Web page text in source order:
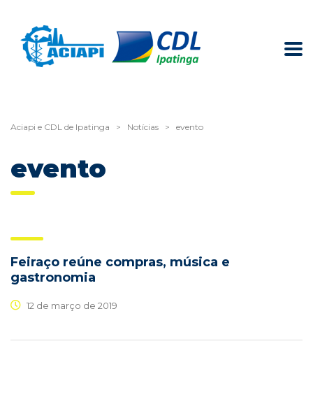
Aciapi e CDL de Ipatinga > Notícias > evento
evento
Feiraço reúne compras, música e
gastronomia
12 de março de 2019